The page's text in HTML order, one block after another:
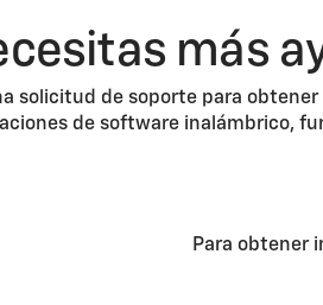
más
solicitud de soporte para
de software inalámbrico,
Para obtener